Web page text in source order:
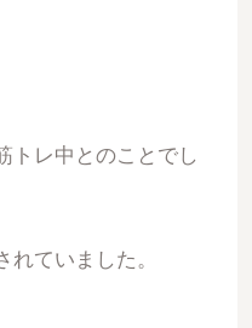
トレ中とのことでし
ていました。